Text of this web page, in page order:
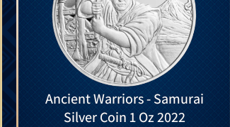
Ancient Warriors - Samurai
Silver Coin 1 Oz 2022